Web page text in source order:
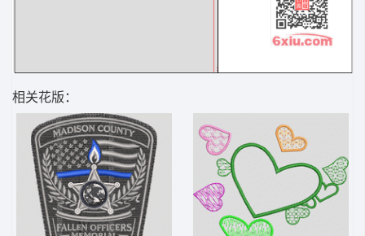
相关花版：